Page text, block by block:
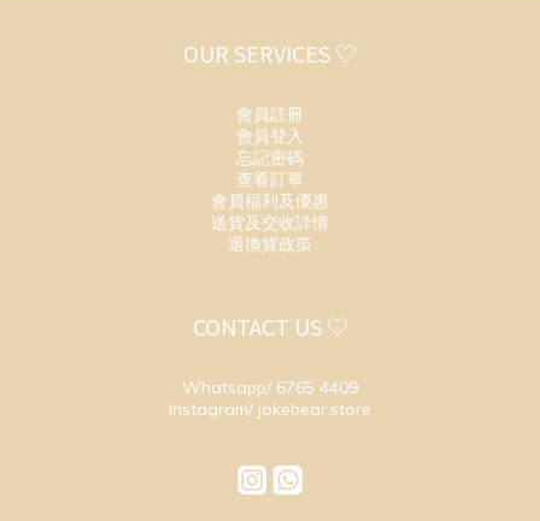
OUR SERVICES ♡
會員註冊
會員登入
忘記密碼
查看訂單
會員福利及優惠
送貨及交收詳情
退換貨政策
CONTACT US ♡
Whatsapp/ 6765 4409
Instagram/ jokebear.store